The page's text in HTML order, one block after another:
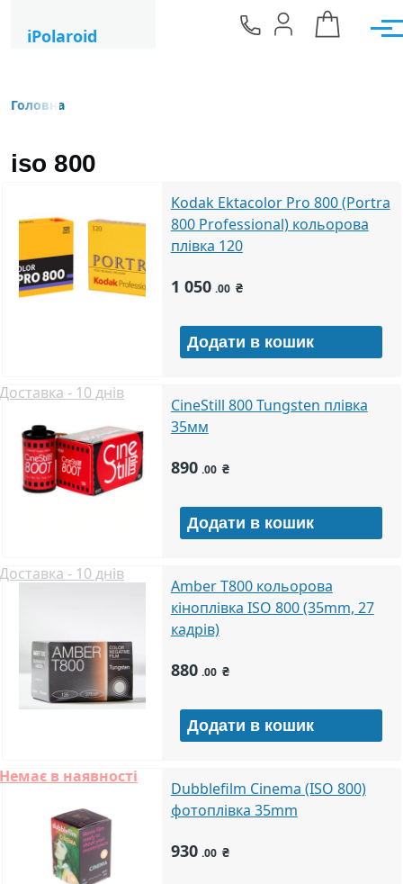
iPolaroid
Рядок навіґації
Головна
iso 800
Kodak Ektacolor Pro 800 (Portra
800 Professional) кольорова
плівка 120
1 050 .00 ₴
Доставка - 10 днів
CineStill 800 Tungsten плівка
35мм
890 .00 ₴
Доставка - 10 днів
Amber T800 кольорова
кіноплівка ISO 800 (35mm, 27
кадрів)
880 .00 ₴
Немає в наявності
Dubblefilm Cinema (ISO 800)
фотоплівка 35mm
930 .00 ₴